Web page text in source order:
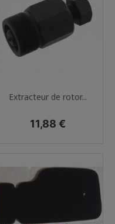
Extracteur de rotor...
Prix
11,88 €